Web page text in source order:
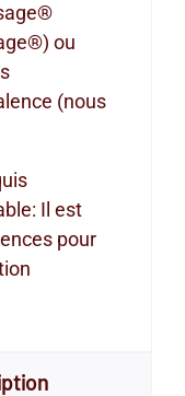
ou
(nous
Il est
pour